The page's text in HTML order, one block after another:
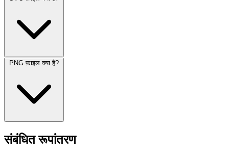
PNG फ़ाइल क्या है?
संबंधित रूपांतरण